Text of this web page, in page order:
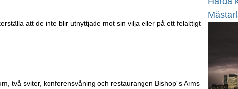
att de inte blir utnyttjade mot sin vilja eller på ett felaktigt
två sviter, konferensvåning och restaurangen Bishop´s Arms